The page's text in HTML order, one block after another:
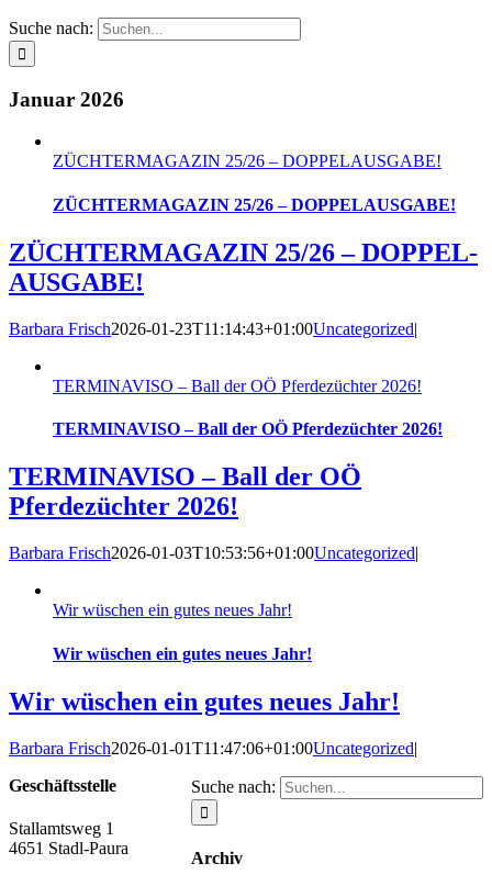
Suche nach:
Januar 2026
ZÜCHTER­MAGAZIN 25/26 – DOPPEL­AUSGABE!
ZÜCHTER­MAGAZIN 25/26 – DOPPEL­AUSGABE!
ZÜCHTER­MAGAZIN 25/26 – DOPPEL­
AUSGABE!
Barbara Frisch2026-01-23T11:14:43+01:00Uncategorized|
TERMINAVISO – Ball der OÖ Pferdezüchter 2026!
TERMINAVISO – Ball der OÖ Pferdezüchter 2026!
TERMINAVISO – Ball der OÖ
Pferdezüchter 2026!
Barbara Frisch2026-01-03T10:53:56+01:00Uncategorized|
Wir wüschen ein gutes neues Jahr!
Wir wüschen ein gutes neues Jahr!
Wir wüschen ein gutes neues Jahr!
Barbara Frisch2026-01-01T11:47:06+01:00Uncategorized|
Suche nach:
Archiv
Geschäftsstelle
Stallamtsweg 1
4651 Stadl-Paura